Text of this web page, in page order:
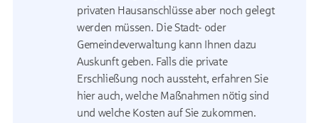
privaten Hausanschlüsse aber noch gelegt
werden müssen. Die Stadt- oder
Gemeindeverwaltung kann Ihnen dazu
Auskunft geben. Falls die private
Erschließung noch aussteht, erfahren Sie
hier auch, welche Maßnahmen nötig sind
und welche Kosten auf Sie zukommen.